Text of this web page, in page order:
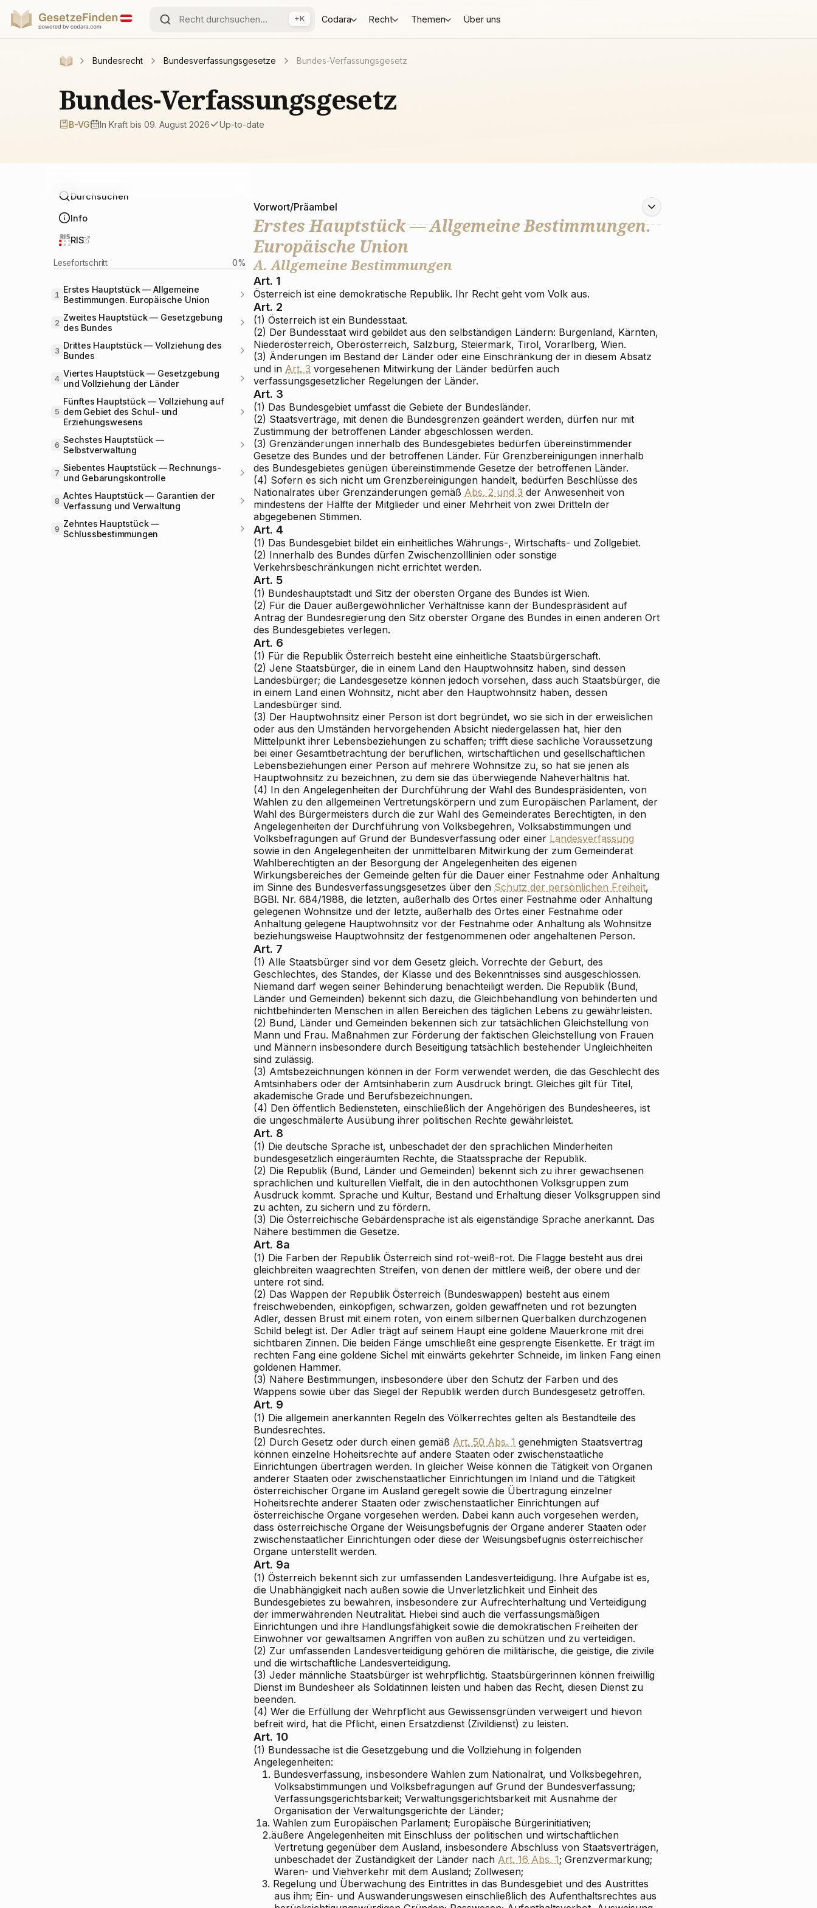
+K Codara Recht Themen Über uns
Bundesrecht Bundesverfassungsgesetze Bundes-Verfassungsgesetz
Bundes-Verfassungsgesetz
B-VG In Kraft bis 09. August 2026 Up-to-date
Durchsuchen
Info
RIS
Lesefortschritt 0%
1 Erstes Hauptstück — Allgemeine
Bestimmungen. Europäische Union
2 Zweites Hauptstück — Gesetzgebung
des Bundes
3 Drittes Hauptstück — Vollziehung des
Bundes
4 Viertes Hauptstück — Gesetzgebung
und Vollziehung der Länder
5
Fünftes Hauptstück — Vollziehung auf
dem Gebiet des Schul- und
Erziehungswesens
6 Sechstes Hauptstück —
Selbstverwaltung
7 Siebentes Hauptstück — Rechnungs-
und Gebarungskontrolle
8 Achtes Hauptstück — Garantien der
Verfassung und Verwaltung
9 Zehntes Hauptstück —
Schlussbestimmungen
Vorwort/Präambel
Erstes Hauptstück — Allgemeine Bestimmungen.
Europäische Union
A. Allgemeine Bestimmungen
Art. 1
Österreich ist eine demokratische Republik. Ihr Recht geht vom Volk aus.
Art. 2
(1) Österreich ist ein Bundesstaat.
(2) Der Bundesstaat wird gebildet aus den selbständigen Ländern: Burgenland, Kärnten,
Niederösterreich, Oberösterreich, Salzburg, Steiermark, Tirol, Vorarlberg, Wien.
(3) Änderungen im Bestand der Länder oder eine Einschränkung der in diesem Absatz
und in Art. 3 vorgesehenen Mitwirkung der Länder bedürfen auch
verfassungsgesetzlicher Regelungen der Länder.
Art. 3
(1) Das Bundesgebiet umfasst die Gebiete der Bundesländer.
(2) Staatsverträge, mit denen die Bundesgrenzen geändert werden, dürfen nur mit
Zustimmung der betroffenen Länder abgeschlossen werden.
(3) Grenzänderungen innerhalb des Bundesgebietes bedürfen übereinstimmender
Gesetze des Bundes und der betroffenen Länder. Für Grenzbereinigungen innerhalb
des Bundesgebietes genügen übereinstimmende Gesetze der betroffenen Länder.
(4) Sofern es sich nicht um Grenzbereinigungen handelt, bedürfen Beschlüsse des
Nationalrates über Grenzänderungen gemäß Abs. 2 und 3 der Anwesenheit von
mindestens der Hälfte der Mitglieder und einer Mehrheit von zwei Dritteln der
abgegebenen Stimmen.
Art. 4
(1) Das Bundesgebiet bildet ein einheitliches Währungs-, Wirtschafts- und Zollgebiet.
(2) Innerhalb des Bundes dürfen Zwischenzolllinien oder sonstige
Verkehrsbeschränkungen nicht errichtet werden.
Art. 5
(1) Bundeshauptstadt und Sitz der obersten Organe des Bundes ist Wien.
(2) Für die Dauer außergewöhnlicher Verhältnisse kann der Bundespräsident auf
Antrag der Bundesregierung den Sitz oberster Organe des Bundes in einen anderen Ort
des Bundesgebietes verlegen.
Art. 6
(1) Für die Republik Österreich besteht eine einheitliche Staatsbürgerschaft.
(2) Jene Staatsbürger, die in einem Land den Hauptwohnsitz haben, sind dessen
Landesbürger; die Landesgesetze können jedoch vorsehen, dass auch Staatsbürger, die
in einem Land einen Wohnsitz, nicht aber den Hauptwohnsitz haben, dessen
Landesbürger sind.
(3) Der Hauptwohnsitz einer Person ist dort begründet, wo sie sich in der erweislichen
oder aus den Umständen hervorgehenden Absicht niedergelassen hat, hier den
Mittelpunkt ihrer Lebensbeziehungen zu schaffen; trifft diese sachliche Voraussetzung
bei einer Gesamtbetrachtung der beruflichen, wirtschaftlichen und gesellschaftlichen
Lebensbeziehungen einer Person auf mehrere Wohnsitze zu, so hat sie jenen als
Hauptwohnsitz zu bezeichnen, zu dem sie das überwiegende Naheverhältnis hat.
(4) In den Angelegenheiten der Durchführung der Wahl des Bundespräsidenten, von
Wahlen zu den allgemeinen Vertretungskörpern und zum Europäischen Parlament, der
Wahl des Bürgermeisters durch die zur Wahl des Gemeinderates Berechtigten, in den
Angelegenheiten der Durchführung von Volksbegehren, Volksabstimmungen und
Volksbefragungen auf Grund der Bundesverfassung oder einer Landesverfassung
sowie in den Angelegenheiten der unmittelbaren Mitwirkung der zum Gemeinderat
Wahlberechtigten an der Besorgung der Angelegenheiten des eigenen
Wirkungsbereiches der Gemeinde gelten für die Dauer einer Festnahme oder Anhaltung
im Sinne des Bundesverfassungsgesetzes über den Schutz der persönlichen Freiheit,
BGBl. Nr. 684/1988, die letzten, außerhalb des Ortes einer Festnahme oder Anhaltung
gelegenen Wohnsitze und der letzte, außerhalb des Ortes einer Festnahme oder
Anhaltung gelegene Hauptwohnsitz vor der Festnahme oder Anhaltung als Wohnsitze
beziehungsweise Hauptwohnsitz der festgenommenen oder angehaltenen Person.
Art. 7
(1) Alle Staatsbürger sind vor dem Gesetz gleich. Vorrechte der Geburt, des
Geschlechtes, des Standes, der Klasse und des Bekenntnisses sind ausgeschlossen.
Niemand darf wegen seiner Behinderung benachteiligt werden. Die Republik (Bund,
Länder und Gemeinden) bekennt sich dazu, die Gleichbehandlung von behinderten und
nichtbehinderten Menschen in allen Bereichen des täglichen Lebens zu gewährleisten.
(2) Bund, Länder und Gemeinden bekennen sich zur tatsächlichen Gleichstellung von
Mann und Frau. Maßnahmen zur Förderung der faktischen Gleichstellung von Frauen
und Männern insbesondere durch Beseitigung tatsächlich bestehender Ungleichheiten
sind zulässig.
(3) Amtsbezeichnungen können in der Form verwendet werden, die das Geschlecht des
Amtsinhabers oder der Amtsinhaberin zum Ausdruck bringt. Gleiches gilt für Titel,
akademische Grade und Berufsbezeichnungen.
(4) Den öffentlich Bediensteten, einschließlich der Angehörigen des Bundesheeres, ist
die ungeschmälerte Ausübung ihrer politischen Rechte gewährleistet.
Art. 8
(1) Die deutsche Sprache ist, unbeschadet der den sprachlichen Minderheiten
bundesgesetzlich eingeräumten Rechte, die Staatssprache der Republik.
(2) Die Republik (Bund, Länder und Gemeinden) bekennt sich zu ihrer gewachsenen
sprachlichen und kulturellen Vielfalt, die in den autochthonen Volksgruppen zum
Ausdruck kommt. Sprache und Kultur, Bestand und Erhaltung dieser Volksgruppen sind
zu achten, zu sichern und zu fördern.
(3) Die Österreichische Gebärdensprache ist als eigenständige Sprache anerkannt. Das
Nähere bestimmen die Gesetze.
Art. 8a
(1) Die Farben der Republik Österreich sind rot-weiß-rot. Die Flagge besteht aus drei
gleichbreiten waagrechten Streifen, von denen der mittlere weiß, der obere und der
untere rot sind.
(2) Das Wappen der Republik Österreich (Bundeswappen) besteht aus einem
freischwebenden, einköpfigen, schwarzen, golden gewaffneten und rot bezungten
Adler, dessen Brust mit einem roten, von einem silbernen Querbalken durchzogenen
Schild belegt ist. Der Adler trägt auf seinem Haupt eine goldene Mauerkrone mit drei
sichtbaren Zinnen. Die beiden Fänge umschließt eine gesprengte Eisenkette. Er trägt im
rechten Fang eine goldene Sichel mit einwärts gekehrter Schneide, im linken Fang einen
goldenen Hammer.
(3) Nähere Bestimmungen, insbesondere über den Schutz der Farben und des
Wappens sowie über das Siegel der Republik werden durch Bundesgesetz getroffen.
Art. 9
(1) Die allgemein anerkannten Regeln des Völkerrechtes gelten als Bestandteile des
Bundesrechtes.
(2) Durch Gesetz oder durch einen gemäß Art. 50 Abs. 1 genehmigten Staatsvertrag
können einzelne Hoheitsrechte auf andere Staaten oder zwischenstaatliche
Einrichtungen übertragen werden. In gleicher Weise können die Tätigkeit von Organen
anderer Staaten oder zwischenstaatlicher Einrichtungen im Inland und die Tätigkeit
österreichischer Organe im Ausland geregelt sowie die Übertragung einzelner
Hoheitsrechte anderer Staaten oder zwischenstaatlicher Einrichtungen auf
österreichische Organe vorgesehen werden. Dabei kann auch vorgesehen werden,
dass österreichische Organe der Weisungsbefugnis der Organe anderer Staaten oder
zwischenstaatlicher Einrichtungen oder diese der Weisungsbefugnis österreichischer
Organe unterstellt werden.
Art. 9a
(1) Österreich bekennt sich zur umfassenden Landesverteidigung. Ihre Aufgabe ist es,
die Unabhängigkeit nach außen sowie die Unverletzlichkeit und Einheit des
Bundesgebietes zu bewahren, insbesondere zur Aufrechterhaltung und Verteidigung
der immerwährenden Neutralität. Hiebei sind auch die verfassungsmäßigen
Einrichtungen und ihre Handlungsfähigkeit sowie die demokratischen Freiheiten der
Einwohner vor gewaltsamen Angriffen von außen zu schützen und zu verteidigen.
(2) Zur umfassenden Landesverteidigung gehören die militärische, die geistige, die zivile
und die wirtschaftliche Landesverteidigung.
(3) Jeder männliche Staatsbürger ist wehrpflichtig. Staatsbürgerinnen können freiwillig
Dienst im Bundesheer als Soldatinnen leisten und haben das Recht, diesen Dienst zu
beenden.
(4) Wer die Erfüllung der Wehrpflicht aus Gewissensgründen verweigert und hievon
befreit wird, hat die Pflicht, einen Ersatzdienst (Zivildienst) zu leisten.
Art. 10
(1) Bundessache ist die Gesetzgebung und die Vollziehung in folgenden
Angelegenheiten:
1. Bundesverfassung, insbesondere Wahlen zum Nationalrat, und Volksbegehren,
Volksabstimmungen und Volksbefragungen auf Grund der Bundesverfassung;
Verfassungsgerichtsbarkeit; Verwaltungsgerichtsbarkeit mit Ausnahme der
Organisation der Verwaltungsgerichte der Länder;
1a. Wahlen zum Europäischen Parlament; Europäische Bürgerinitiativen;
2.äußere Angelegenheiten mit Einschluss der politischen und wirtschaftlichen
Vertretung gegenüber dem Ausland, insbesondere Abschluss von Staatsverträgen,
unbeschadet der Zuständigkeit der Länder nach Art. 16 Abs. 1; Grenzvermarkung;
Waren- und Viehverkehr mit dem Ausland; Zollwesen;
3. Regelung und Überwachung des Eintrittes in das Bundesgebiet und des Austrittes
aus ihm; Ein- und Auswanderungswesen einschließlich des Aufenthaltsrechtes aus